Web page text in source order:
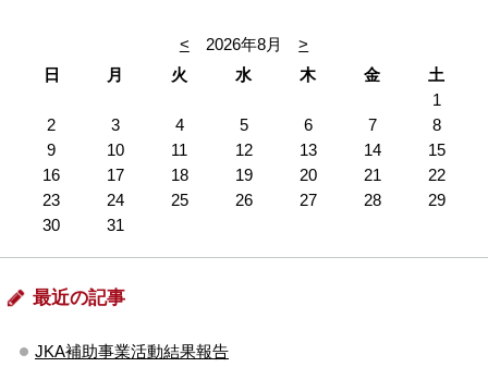
< 2026年8月
>
日
月 火 水 木 金
土
1
2
3 4 5 6 7
8
9
10 11 12 13 14
15
16
17 18 19 20 21
22
23
24 25 26 27 28
29
30
31
最近の記事
JKA補助事業活動結果報告